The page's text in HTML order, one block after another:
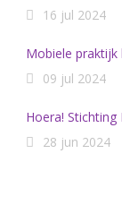
16 jul 2024
Mobiele praktijk
09 jul 2024
Hoera!
28 jun 2024